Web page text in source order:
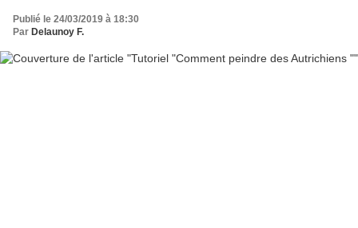
Publié le 24/03/2019 à 18:30
Par Delaunoy F.